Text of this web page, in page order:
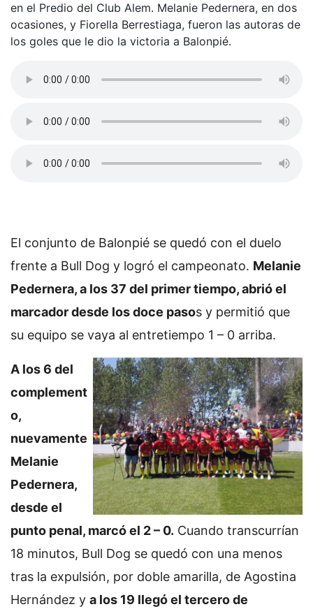
en el Predio del Club Alem. Melanie Pedernera, en dos
ocasiones, y Fiorella Berrestiaga, fueron las autoras de
los goles que le dio la victoria a Balonpié.
El conjunto de Balonpié se quedó con el duelo
frente a Bull Dog y logró el campeonato. Melanie
Pedernera, a los 37 del primer tiempo, abrió el
marcador desde los doce pasos y permitió que
su equipo se vaya al entretiempo 1 – 0 arriba.
A los 6 del
complement
o,
nuevamente
Melanie
Pedernera,
desde el
punto penal, marcó el 2 – 0. Cuando transcurrían
18 minutos, Bull Dog se quedó con una menos
tras la expulsión, por doble amarilla, de Agostina
Hernández y a los 19 llegó el tercero de